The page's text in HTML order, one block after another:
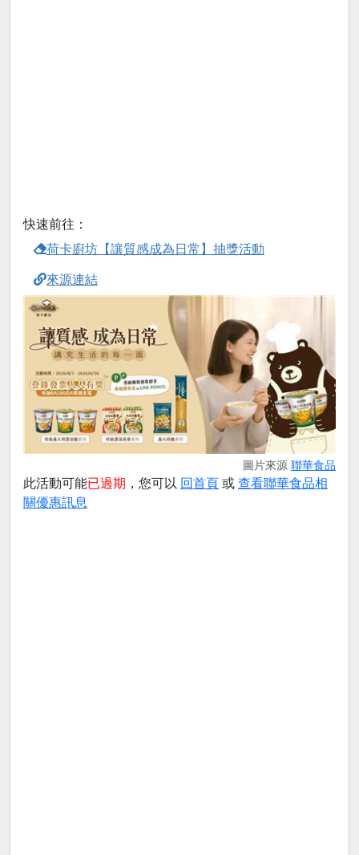
快速前往：
荷卡廚坊【讓質感成為日常】抽獎活動
來源連結
圖片來源 聯華食品
此活動可能已過期 ，您可以 回首頁 或 查看聯華食品相
關優惠訊息